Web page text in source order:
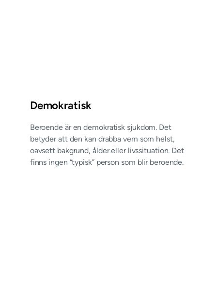
Demokratisk
Beroende är en demokratisk sjukdom. Det
betyder att den kan drabba vem som helst,
oavsett bakgrund, ålder eller livssituation. Det
finns ingen “typisk” person som blir beroende.